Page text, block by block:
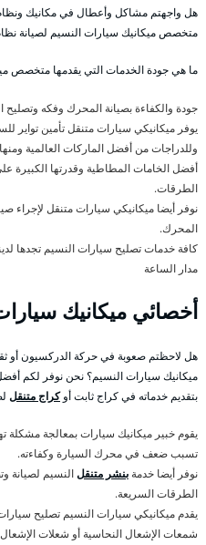
هل واجهتم مشاكل وأعطال في مكانيك
متخصص ميكانيك سيارات النسيم لصيانة
ما هي جودة الخدمات التي يقدمها متخصص
جودة والكفاءة بصيانة المحرك وفكه وتصليح
يوفر ميكانيكي سيارات متنقل تأمين تواير
وللدراجات من أفضل الماركات العالمية
أفضل الخامات المطاطية وقدرتها
الطرقات.
نوفر أيضا ميكانيكي سيارات متنقل لإجراء
المحرك.
كافة خدمات تصليح سيارات النسيم تجدها
مدار الساعة
أخصائي ميكانيك
هل لاحظتم صعوبة في حركة الدركسيون أو
ميكانيك سيارات النسيم؟ نحن نوفر لكم
بتقديم خدماته في كراج ثابت أوكراج متنقل
يقوم خبير ميكانيك سيارات بمعالجة
تسبب ضعف في محرك السيارة وكفاءته.
نوفر أيضا خدمة بنشر متنقلالنسيم لصيانة
الطرقات السريعة.
يقدم ميكانيكي سيارات النسيم تصليح
شمعات الإشعال النحاسية أو شعلات الإشعال